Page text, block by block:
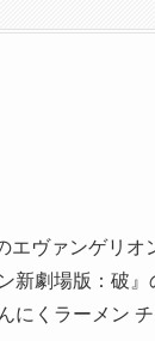
エヴァンゲリ
新劇場版：破
にくラーメン